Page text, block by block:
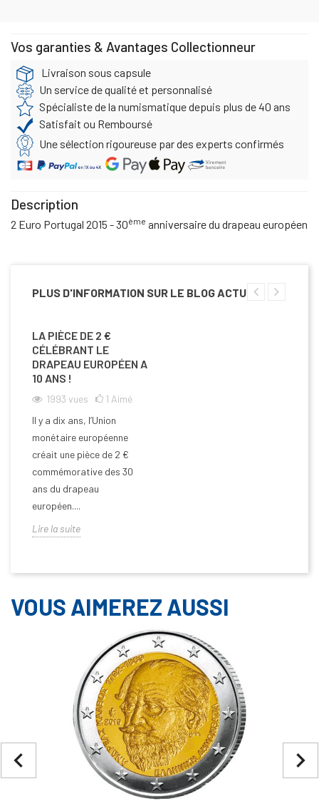
Vos garanties & Avantages Collectionneur
Livraison sous capsule
Un service de qualité et personnalisé
Spécialiste de la numismatique depuis plus de 40 ans
Satisfait ou Remboursé
Une sélection rigoureuse par des experts confirmés
Description
2 Euro Portugal 2015 - 30ème anniversaire du drapeau européen
PLUS D'INFORMATION SUR LE BLOG ACTU
LA PIÈCE DE 2 €
CÉLÉBRANT LE
DRAPEAU EUROPÉEN A
10 ANS !
1993 vues 1 Aimé
Il y a dix ans, l’Union
monétaire européenne
créait une pièce de 2 €
commémorative des 30
ans du drapeau
européen....
Lire la suite
VOUS AIMEREZ AUSSI
navigate_next
navigate_before